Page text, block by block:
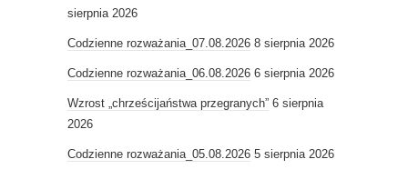
sierpnia 2026
Codzienne rozważania_07.08.2026 8 sierpnia 2026
Codzienne rozważania_06.08.2026 6 sierpnia 2026
Wzrost „chrześcijaństwa przegranych” 6 sierpnia
2026
Codzienne rozważania_05.08.2026 5 sierpnia 2026